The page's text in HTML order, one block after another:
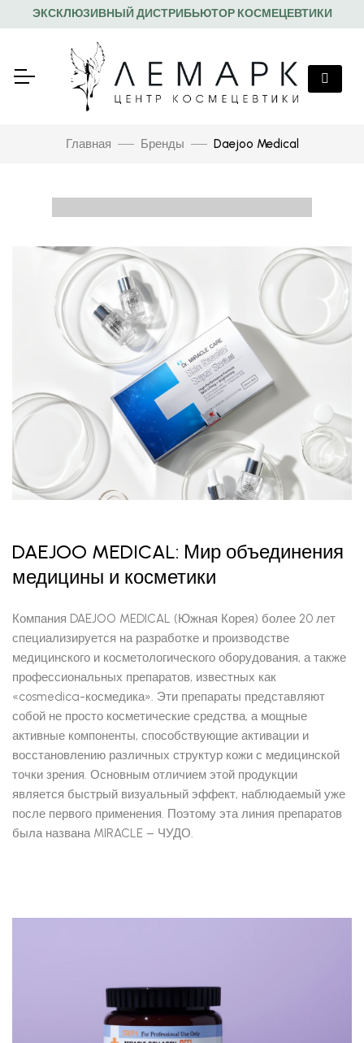
ЭКСКЛЮЗИВНЫЙ ДИСТРИБЬЮТОР КОСМЕЦЕВТИКИ
Главная Бренды Daejoo Medical
DAEJOO MEDICAL: Мир объединения
медицины и косметики
Компания DAEJOO MEDICAL (Южная Корея) более 20 лет
специализируется на разработке и производстве
медицинского и косметологического оборудования, а также
профессиональных препаратов, известных как
«cosmedica-космедика». Эти препараты представляют
собой не просто косметические средства, а мощные
активные компоненты, способствующие активации и
восстановлению различных структур кожи с медицинской
точки зрения. Основным отличием этой продукции
является быстрый визуальный эффект, наблюдаемый уже
после первого применения. Поэтому эта линия препаратов
была названа MIRACLE – ЧУДО.